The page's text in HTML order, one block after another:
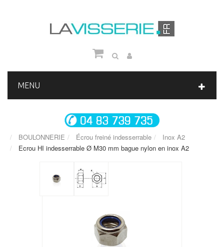
MENU
BOULONNERIE Écrou freiné indesserrable
Inox A2
Ecrou HI indesserrable Ø M30 mm bague nylon en inox A2